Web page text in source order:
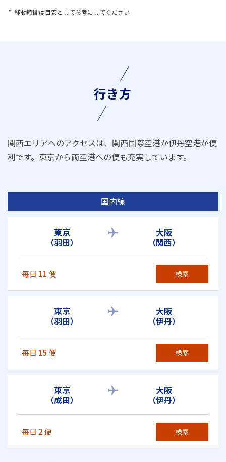
移動時間は目安として参考にしてください
行き方
関西エリアへのアクセスは、関西国際空港か伊丹空港が便
利です。東京から両空港への便も充実しています。
国内線
東京
（羽田）
大阪
（関西）
毎日 11 便 検索
東京
（羽田）
大阪
（伊丹）
毎日 15 便 検索
東京
（成田）
大阪
（伊丹）
毎日 2便 検索